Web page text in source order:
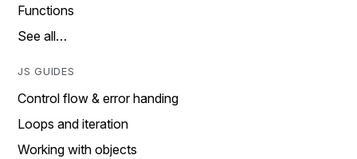
Functions
See all…
JS GUIDES
Control flow & error handing
Loops and iteration
Working with objects